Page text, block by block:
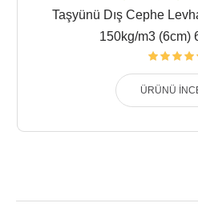
Taşyünü Dış Cephe
150kg/m3 (6cm)
ÜRÜNÜ